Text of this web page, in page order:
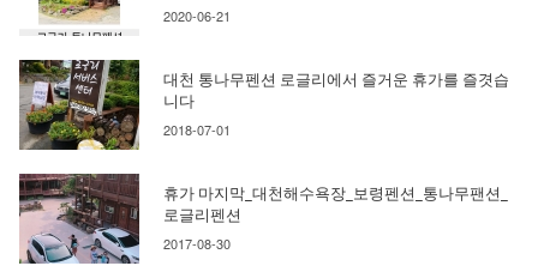
2020-06-21
대천 통나무펜션 로글리에서 즐거운 휴가를 즐겻습
니다
2018-07-01
휴가 마지막_대천해수욕장_보령펜션_통나무팬션_
로글리펜션
2017-08-30